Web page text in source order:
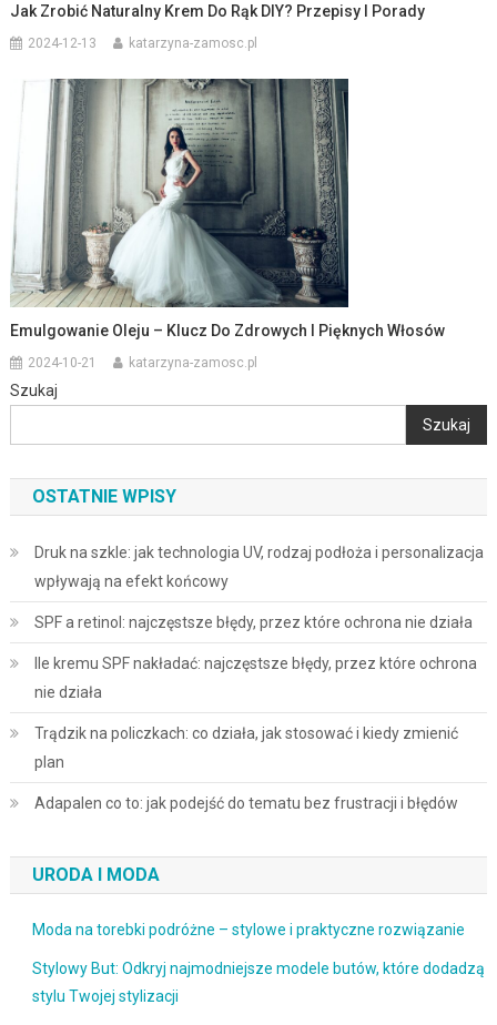
Jak Zrobić Naturalny Krem Do Rąk DIY? Przepisy I Porady
2024-12-13 katarzyna-zamosc.pl
Emulgowanie Oleju – Klucz Do Zdrowych I Pięknych Włosów
2024-10-21 katarzyna-zamosc.pl
Szukaj
Szukaj
OSTATNIE WPISY
Druk na szkle: jak technologia UV, rodzaj podłoża i personalizacja
wpływają na efekt końcowy
SPF a retinol: najczęstsze błędy, przez które ochrona nie działa
Ile kremu SPF nakładać: najczęstsze błędy, przez które ochrona
nie działa
Trądzik na policzkach: co działa, jak stosować i kiedy zmienić
plan
Adapalen co to: jak podejść do tematu bez frustracji i błędów
URODA I MODA
Moda na torebki podróżne – stylowe i praktyczne rozwiązanie
Stylowy But: Odkryj najmodniejsze modele butów, które dodadzą
stylu Twojej stylizacji